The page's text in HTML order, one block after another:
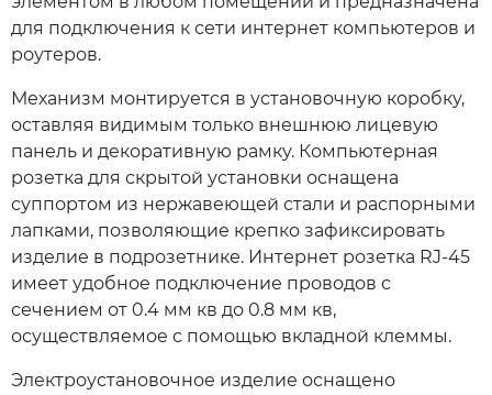
для подключения к сети интернет компьютеров и
роутеров.
Механизм монтируется в установочную коробку,
оставляя видимым только внешнюю лицевую
панель и декоративную рамку. Компьютерная
розетка для скрытой установки оснащена
суппортом из нержавеющей стали и распорными
лапками, позволяющие крепко зафиксировать
изделие в подрозетнике. Интернет розетка RJ-45
имеет удобное подключение проводов с
сечением от 0.4 мм кв до 0.8 мм кв,
осуществляемое с помощью вкладной клеммы.
Электроустановочное изделие оснащено